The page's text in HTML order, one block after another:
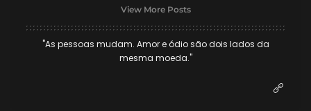
View More Posts
"As pessoas mudam. Amor e ódio são dois lados da
mesma moeda."